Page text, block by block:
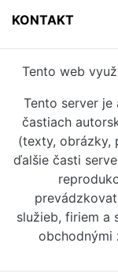
KONTAKT
Tento web
Tento server
častiach
(texty, obrázky,
ďalšie časti
služieb, firiem a
obchodnými